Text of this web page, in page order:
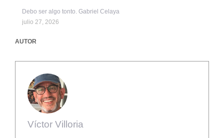
Debo ser algo tonto. Gabriel Celaya
julio 27, 2026
AUTOR
Víctor Villoria